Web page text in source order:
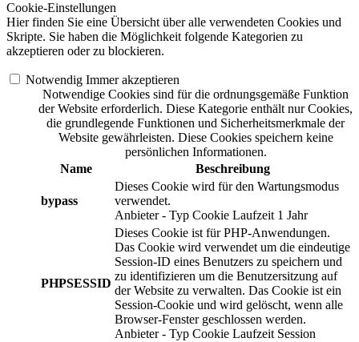
Cookie-Einstellungen
Hier finden Sie eine Übersicht über alle verwendeten Cookies und
Skripte. Sie haben die Möglichkeit folgende Kategorien zu
akzeptieren oder zu blockieren.
Notwendig Immer akzeptieren
Notwendige Cookies sind für die ordnungsgemäße Funktion
der Website erforderlich. Diese Kategorie enthält nur Cookies,
die grundlegende Funktionen und Sicherheitsmerkmale der
Website gewährleisten. Diese Cookies speichern keine
persönlichen Informationen.
Name
Beschreibung
bypass
Dieses Cookie wird für den Wartungsmodus
verwendet.
Anbieter - Typ Cookie Laufzeit 1 Jahr
PHPSESSID
Dieses Cookie ist für PHP-Anwendungen.
Das Cookie wird verwendet um die eindeutige
Session-ID eines Benutzers zu speichern und
zu identifizieren um die Benutzersitzung auf
der Website zu verwalten. Das Cookie ist ein
Session-Cookie und wird gelöscht, wenn alle
Browser-Fenster geschlossen werden.
Anbieter - Typ Cookie Laufzeit Session